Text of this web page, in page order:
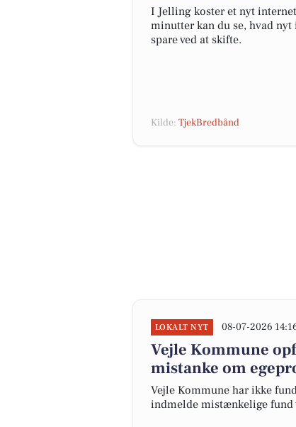
I Jelling koster et nyt
minutter kan du se, hvad
spare ved at skifte.
Kilde: TjekBredbånd
LOKALT NYT 08-07-2026
Vejle Kommune
mistanke om
Vejle Kommune har ikke
indmelde mistænkelige fund